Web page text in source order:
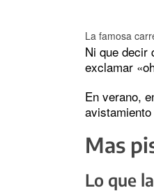
La famosa
Ni que decir
exclamar
En verano,
Mas
Lo que